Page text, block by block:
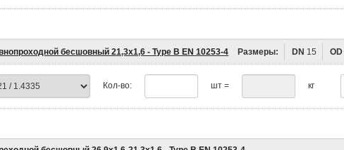
бесшовный 21,3х1,6 - Type B EN 10253-4 Размеры: DN 15 OD
Кол-во: шт = кг